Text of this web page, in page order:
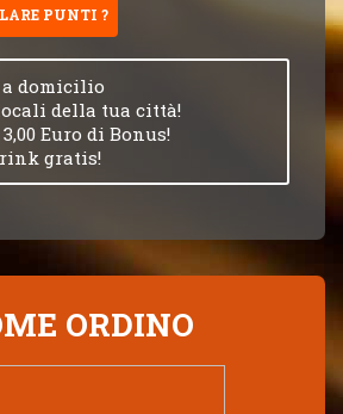
PUNTI ?
domicilio
della tua città!
Euro di Bonus!
gratis!
ORDINO